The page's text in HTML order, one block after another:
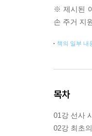
※ 제시된
손 주거 지
책의 일부 내
목차
01강 선사
02강 최초